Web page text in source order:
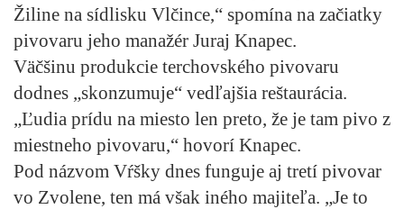
Žiline na sídlisku Vlčince,“ spomína na začiatky
pivovaru jeho manažér Juraj Knapec.
Väčšinu produkcie terchovského pivovaru
dodnes „skonzumuje“ vedľajšia reštaurácia.
„Ľudia prídu na miesto len preto, že je tam pivo z
miestneho pivovaru,“ hovorí Knapec.
Pod názvom Vŕšky dnes funguje aj tretí pivovar
vo Zvolene, ten má však iného majiteľa. „Je to